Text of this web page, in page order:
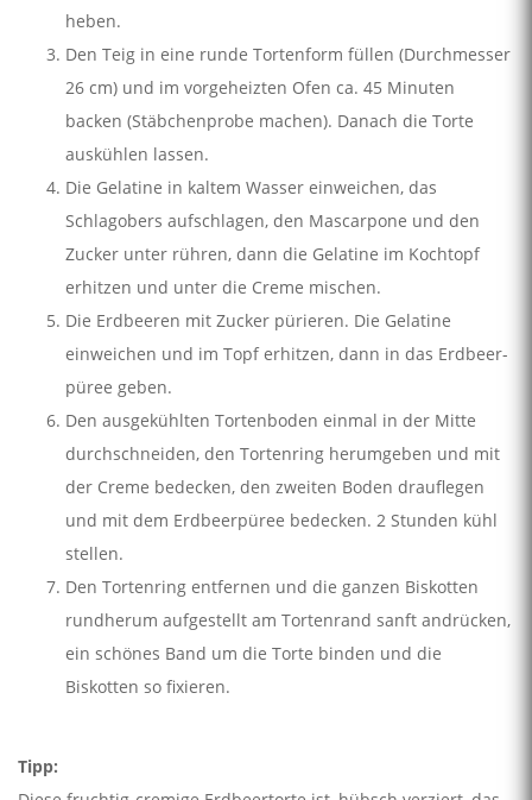
heben.
Den Teig in eine runde Tortenform füllen (Durchmesser
26 cm) und im vorgeheizten Ofen ca. 45 Minuten
backen (Stäbchenprobe machen). Danach die Torte
auskühlen lassen.
Die Gelatine in kaltem Wasser einweichen, das
Schlagobers aufschlagen, den Mascarpone und den
Zucker unter­ rühren, dann die Gelatine im Kochtopf
erhitzen und unter die Creme mischen.
Die Erdbeeren mit Zucker pürieren. Die Gelatine
einweichen und im Topf erhitzen, dann in das Erdbeer­
püree geben.
Den ausgekühlten Tortenboden einmal in der Mitte
durchschneiden, den Tortenring herumgeben und mit
der Creme bedecken, den zweiten Boden drauflegen
und mit dem Erdbeerpüree bedecken. 2 Stunden kühl
stellen.
Den Tortenring entfernen und die ganzen Biskotten
rundherum aufgestellt am Tortenrand sanft andrücken,
ein schönes Band um die Torte binden und die
Biskotten so fixieren.
Tipp: